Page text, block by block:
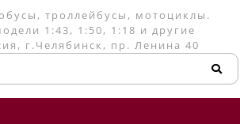
троллейбусы, мотоциклы.
1:43, 1:50, 1:18 и другие
г.Челябинск, пр. Ленина 40